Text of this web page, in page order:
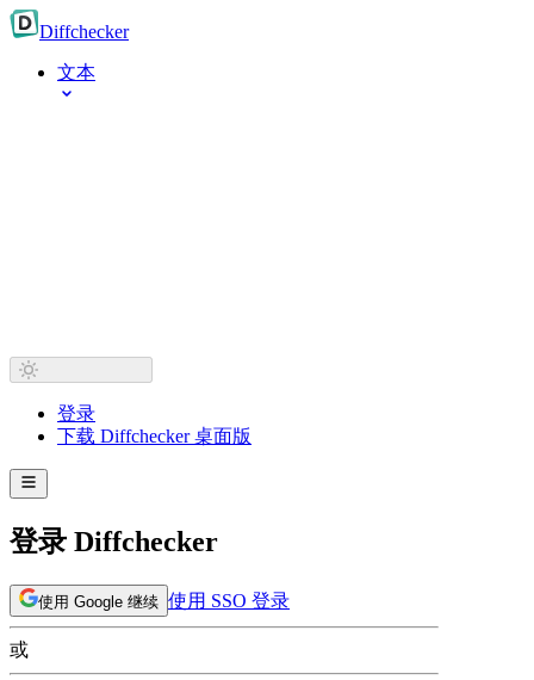
Diffchecker
文本
登录
下载 Diffchecker 桌面版
登录 Diffchecker
使用 Google 继续 使用 SSO 登录
或